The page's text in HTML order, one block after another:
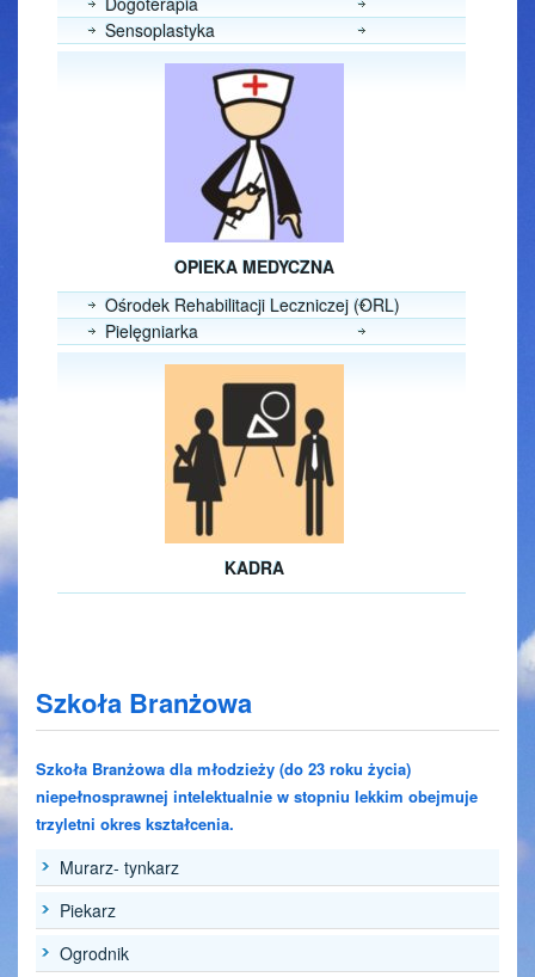
Sensoplastyka
OPIEKA MEDYCZNA
Ośrodek Rehabilitacji Leczniczej (ORL)
Pielęgniarka
KADRA
Szkoła Branżowa
Szkoła Branżowa dla młodzieży (do 23 roku życia)
niepełnosprawnej intelektualnie w stopniu lekkim obejmuje
trzyletni okres kształcenia.
Murarz- tynkarz
Piekarz
Ogrodnik